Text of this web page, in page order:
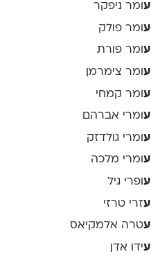
עומר ניפקר
ע ומר פולק
עומר פורת
ע ומר צימרמן
עומר קמחי
ע ומרי אברהם
ע ומרי גולדזק
עומרי מלכה
ע ופרי גיל
עזרי טרזי
עטרה אלמקיאס
עידו אדן